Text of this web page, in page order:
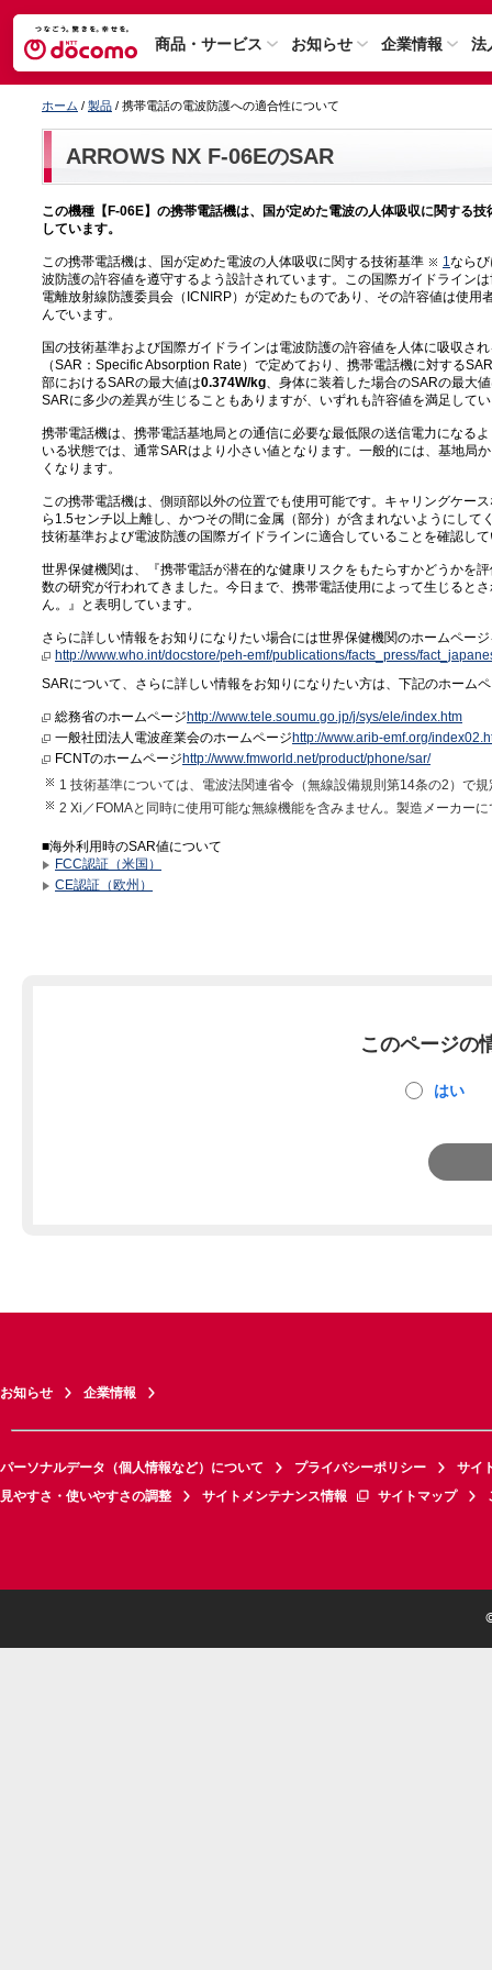
商品・サービス お知らせ 企業情報 法
ホーム / 製品 / 携帯電話の電波防護への適合性について
ARROWS NX F-06EのSAR
この機種【F-06E】の携帯電話機は、国が定めた電波の人体吸収に関する
しています。
この携帯電話機は、国が定めた電波の人体吸収に関する技術基準 1 なら
波防護の許容値を遵守するよう設計されています。この国際ガイドライン
電離放射線防護委員会（ICNIRP）が定めたものであり、その許容値は使用
んでいます。
国の技術基準および国際ガイドラインは電波防護の許容値を人体に吸収さ
（SAR：Specific Absorption Rate）で定めており、携帯電話機に対する
部におけるSARの最大値は0.374W/kg 、身体に装着した場合のSARの最大
SARに多少の差異が生じることもありますが、いずれも許容値を満足して
携帯電話機は、携帯電話基地局との通信に必要な最低限の送信電力になる
いる状態では、通常SARはより小さい値となります。一般的には、基地局
くなります。
この携帯電話機は、側頭部以外の位置でも使用可能です。キャリングケー
ら1.5センチ以上離し、かつその間に金属（部分）が含まれないようにして
技術基準および電波防護の国際ガイドラインに適合していることを確認し
世界保健機関は、『携帯電話が潜在的な健康リスクをもたらすかどうかを
数の研究が行われてきました。今日まで、携帯電話使用によって生じると
ん。』と表明しています。
さらに詳しい情報をお知りになりたい場合には世界保健機関のホームペー
http://www.who.int/docstore/peh-emf/publications/facts_press/
SARについて、さらに詳しい情報をお知りになりたい方は、下記のホーム
総務省のホームページhttp://www.tele.soumu.go.jp/j/sys/ele/index.htm
一般社団法人電波産業会のホームページhttp://www.arib-emf.org/
FCNTのホームページhttp://www.fmworld.net/product/phone/sar/
1 技術基準については、電波法関連省令（無線設備規則第14条の2）で
2 Xi／FOMAと同時に使用可能な無線機能を含みません。製造メーカー
■海外利用時のSAR値について
FCC認証（米国）
CE認証（欧州）
このページの
はい
お知らせ 企業情報
パーソナルデータ（個人情報など）について プライバシーポリシー
サイ
見やすさ・使いやすさの調整
サイトメンテナンス情報 サイトマップ